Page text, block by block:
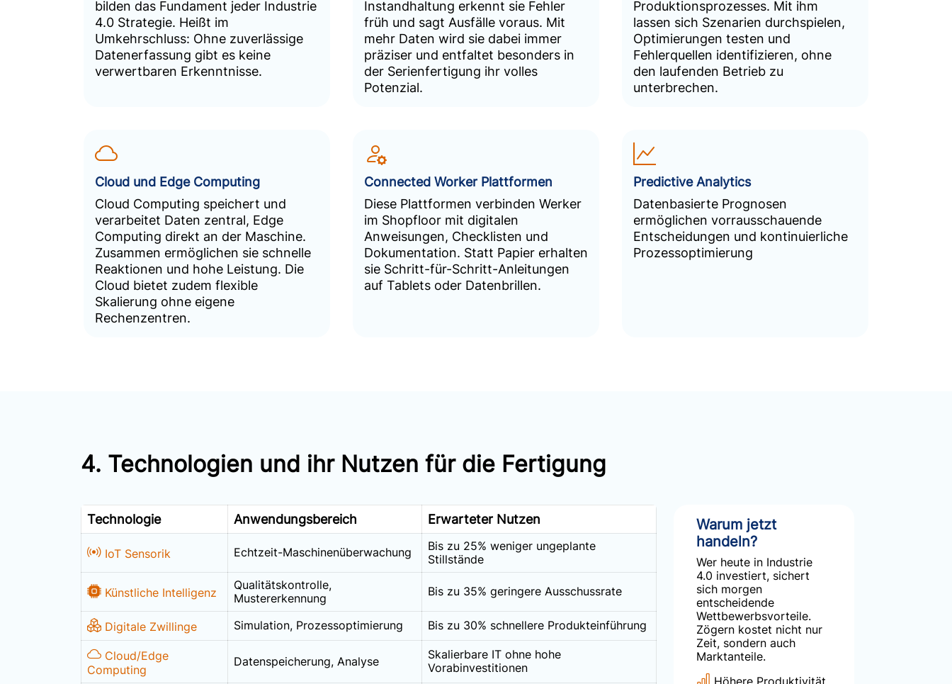
bilden das Fundament jeder Industrie
4.0 Strategie. Heißt im
Umkehrschluss: Ohne zuverlässige
Datenerfassung gibt es keine
verwertbaren Erkenntnisse.
Instandhaltung erkennt sie Fehler
früh und sagt Ausfälle voraus. Mit
mehr Daten wird sie dabei immer
präziser und entfaltet besonders in
der Serienfertigung ihr volles
Potenzial.
Produktionsprozesses. Mit ihm
lassen sich Szenarien durchspielen,
Optimierungen testen und
Fehlerquellen identifizieren, ohne
den laufenden Betrieb zu
unterbrechen.
Cloud und Edge Computing
Cloud Computing speichert und
verarbeitet Daten zentral, Edge
Computing direkt an der Maschine.
Zusammen ermöglichen sie schnelle
Reaktionen und hohe Leistung. Die
Cloud bietet zudem flexible
Skalierung ohne eigene
Rechenzentren.
Connected Worker Plattformen
Diese Plattformen verbinden Werker
im Shopfloor mit digitalen
Anweisungen, Checklisten und
Dokumentation. Statt Papier erhalten
sie Schritt-für-Schritt-Anleitungen
auf Tablets oder Datenbrillen.
Predictive Analytics
Datenbasierte Prognosen
ermöglichen vorrausschauende
Entscheidungen und kontinuierliche
Prozessoptimierung
4. Technologien und ihr Nutzen für die Fertigung
Technologie Anwendungsbereich Erwarteter Nutzen
IoT Sensorik Echtzeit-Maschinenüberwachung
Bis zu 25% weniger ungeplante
Stillstände
Künstliche Intelligenz
Qualitätskontrolle,
Mustererkennung
Bis zu 35% geringere Ausschussrate
Digitale Zwillinge Simulation, Prozessoptimierung Bis zu 30% schnellere Produkteinführung
Cloud/Edge
Computing
Datenspeicherung, Analyse
Skalierbare IT ohne hohe
Vorabinvestitionen
Warum jetzt
handeln?
Wer heute in Industrie
4.0 investiert, sichert
sich morgen
entscheidende
Wettbewerbsvorteile.
Zögern kostet nicht nur
Zeit, sondern auch
Marktanteile.
Höhere Produktivität